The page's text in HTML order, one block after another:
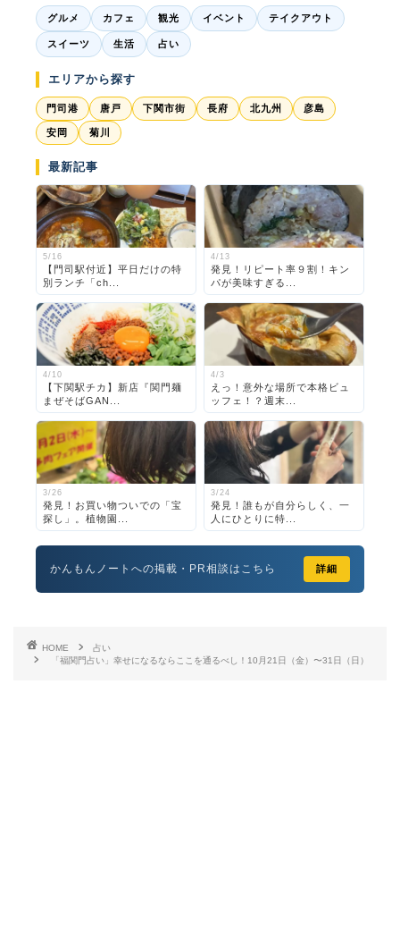
グルメ カフェ 観光 イベント テイクアウト
スイーツ 生活 占い
エリアから探す
門司港 唐戸 下関市街 長府 北九州 彦島
安岡 菊川
最新記事
5/16
【門司駅付近】平日だけの特
別ランチ「ch...
4/13
発見！リピート率９割！キン
パが美味すぎる...
4/10
【下関駅チカ】新店『関門麺
まぜそばGAN...
4/3
えっ！意外な場所で本格ビュ
ッフェ！？週末...
3/26
発見！お買い物ついでの「宝
探し」。植物園...
3/24
発見！誰もが自分らしく、一
人にひとりに特...
かんもんノートへの掲載・PR相談はこちら 詳細
HOME
占い
「福関門占い」幸せになるならここを通るべし！10月21日（金）〜31日（日）